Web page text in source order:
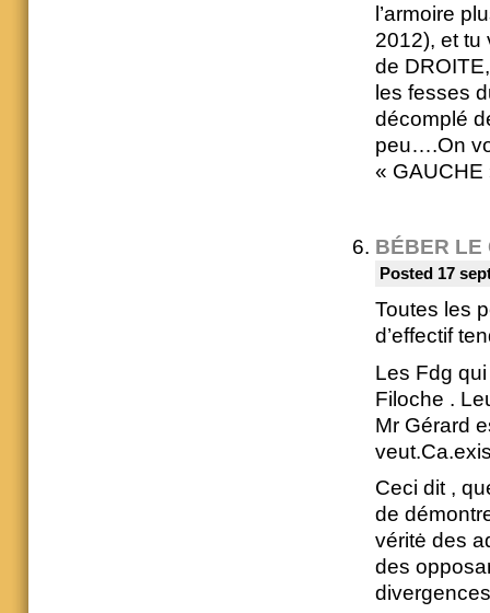
l’armoire
2012), et tu
de
les fesses
décomplé
peu….On
«
BÉBER LE
Posted 17
Toutes les
d’effectif
Les Fdg
Filoche .
Mr Gérard
Ceci dit ,
de
véritė des
des